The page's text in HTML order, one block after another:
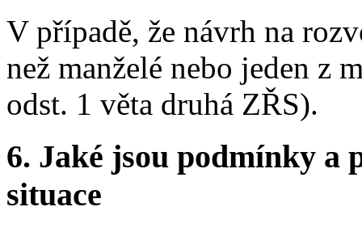
V případě, že návrh na
než manželé nebo jeden z
odst. 1 věta druhá ZŘS).
6. Jaké jsou podmínky a
situace